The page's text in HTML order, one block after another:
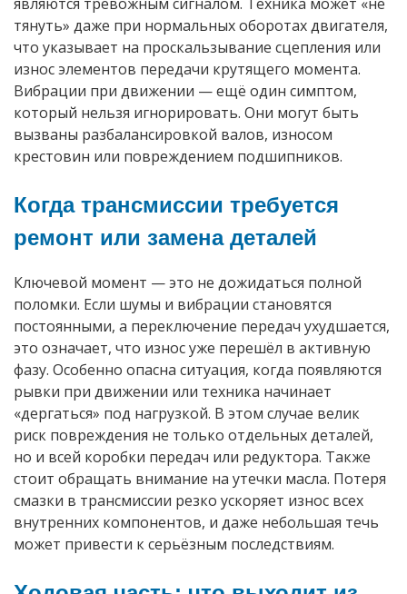
тянуть» даже при нормальных оборотах двигателя,
что указывает на проскальзывание сцепления или
износ элементов передачи крутящего момента.
Вибрации при движении — ещё один симптом,
который нельзя игнорировать. Они могут быть
вызваны разбалансировкой валов, износом
крестовин или повреждением подшипников.
Когда трансмиссии требуется
ремонт или замена деталей
Ключевой момент — это не дожидаться полной
поломки. Если шумы и вибрации становятся
постоянными, а переключение передач ухудшается,
это означает, что износ уже перешёл в активную
фазу. Особенно опасна ситуация, когда появляются
рывки при движении или техника начинает
«дергаться» под нагрузкой. В этом случае велик
риск повреждения не только отдельных деталей,
но и всей коробки передач или редуктора. Также
стоит обращать внимание на утечки масла. Потеря
смазки в трансмиссии резко ускоряет износ всех
внутренних компонентов, и даже небольшая течь
может привести к серьёзным последствиям.